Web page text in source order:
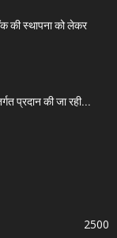
की स्थापना को लेकर
प्रदान की जा रही...
2500